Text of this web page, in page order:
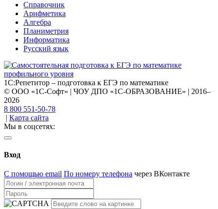
Справочник
Арифметика
Алгебра
Планиметрия
Информатика
Русский язык
1С:Репетитор – подготовка к ЕГЭ по математике
© ООО «1С-Софт» | ЧОУ ДПО «1С-ОБРАЗОВАНИЕ» | 2016–
2026
8 800 551-50-78
| Карта сайта
Мы в соцсетях:
Вход
С помощью email По номеру телефона через ВКонтакте